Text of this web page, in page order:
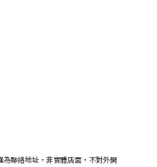
為聯絡地址，非實體店面，不對外開